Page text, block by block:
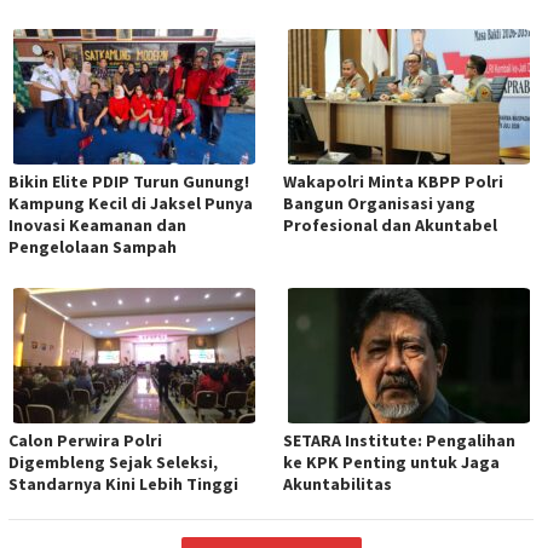
Bikin Elite PDIP Turun Gunung!
Kampung Kecil di Jaksel Punya
Inovasi Keamanan dan
Pengelolaan Sampah
Wakapolri Minta KBPP Polri
Bangun Organisasi yang
Profesional dan Akuntabel
Calon Perwira Polri
Digembleng Sejak Seleksi,
Standarnya Kini Lebih Tinggi
SETARA Institute: Pengalihan
ke KPK Penting untuk Jaga
Akuntabilitas